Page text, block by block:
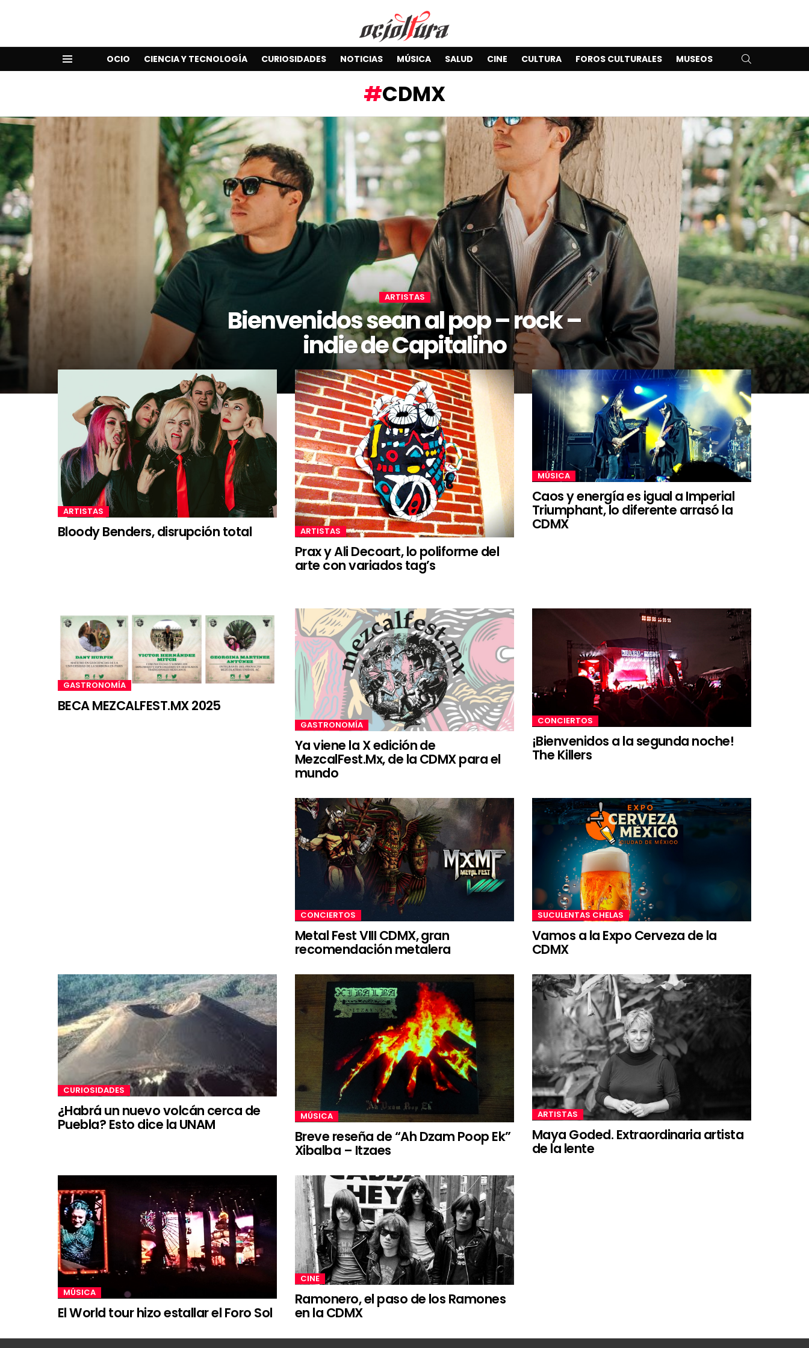
OCIO CIENCIA Y TECNOLOGÍA CURIOSIDADES NOTICIAS MÚSICA SALUD CINE CULTURA FOROS CULTURALES MUSEOS
CDMX
ARTISTAS
Bienvenidos sean al pop – rock –
indie de Capitalino
ARTISTAS
Bloody Benders, disrupción total ARTISTAS
Prax y Ali Decoart, lo poliforme del
arte con variados tag’s
MÚSICA
Caos y energía es igual a Imperial
Triumphant, lo diferente arrasó la
CDMX
GASTRONOMÍA
BECA MEZCALFEST.MX 2025
GASTRONOMÍA
Ya viene la X edición de
MezcalFest.Mx, de la CDMX para el
mundo
CONCIERTOS
¡Bienvenidos a la segunda noche!
The Killers
CONCIERTOS
Metal Fest VIII CDMX, gran
recomendación metalera
SUCULENTAS CHELAS
Vamos a la Expo Cerveza de la
CDMX
CURIOSIDADES
¿Habrá un nuevo volcán cerca de
Puebla? Esto dice la UNAM MÚSICA
Breve reseña de “Ah Dzam Poop Ek”
Xibalba – Itzaes
ARTISTAS
Maya Goded. Extraordinaria artista
de la lente
MÚSICA
El World tour hizo estallar el Foro Sol
CINE
Ramonero, el paso de los Ramones
en la CDMX